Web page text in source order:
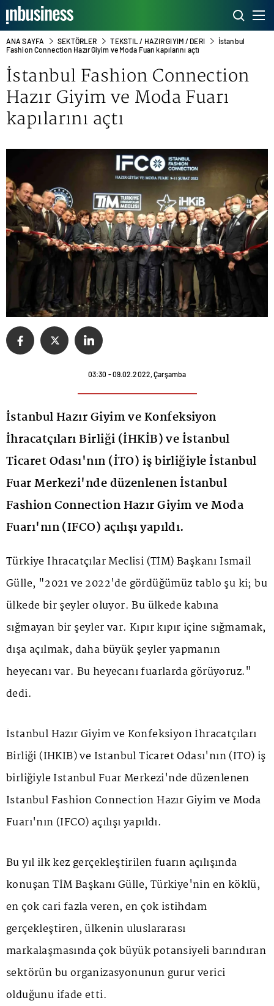
ANA SAYFA SEKTÖRLER TEKSTIL / HAZIR GIYIM / DERI
İstanbul
Fashion Connection Hazır Giyim ve Moda Fuarı kapılarını açtı
İstanbul Fashion Connection
Hazır Giyim ve Moda Fuarı
kapılarını açtı
03:30 - 09.02.2022, Çarşamba
İstanbul Hazır Giyim ve Konfeksiyon
İhracatçıları Birliği (İHKİB) ve İstanbul
Ticaret Odası'nın (İTO) iş birliğiyle İstanbul
Fuar Merkezi'nde düzenlenen İstanbul
Fashion Connection Hazır Giyim ve Moda
Fuarı'nın (IFCO) açılışı yapıldı.
Türkiye İhracatçılar Meclisi (TİM) Başkanı İsmail
Gülle, "2021 ve 2022'de gördüğümüz tablo şu ki; bu
ülkede bir şeyler oluyor. Bu ülkede kabına
sığmayan bir şeyler var. Kıpır kıpır içine sığmamak,
dışa açılmak, daha büyük şeyler yapmanın
heyecanı var. Bu heyecanı fuarlarda görüyoruz."
dedi.
İstanbul Hazır Giyim ve Konfeksiyon İhracatçıları
Birliği (İHKİB) ve İstanbul Ticaret Odası'nın (İTO) iş
birliğiyle İstanbul Fuar Merkezi'nde düzenlenen
İstanbul Fashion Connection Hazır Giyim ve Moda
Fuarı'nın (IFCO) açılışı yapıldı.
Bu yıl ilk kez gerçekleştirilen fuarın açılışında
konuşan TİM Başkanı Gülle, Türkiye'nin en köklü,
en çok cari fazla veren, en çok istihdam
gerçekleştiren, ülkenin uluslararası
markalaşmasında çok büyük potansiyeli barındıran
sektörün bu organizasyonunun gurur verici
olduğunu ifade etti.